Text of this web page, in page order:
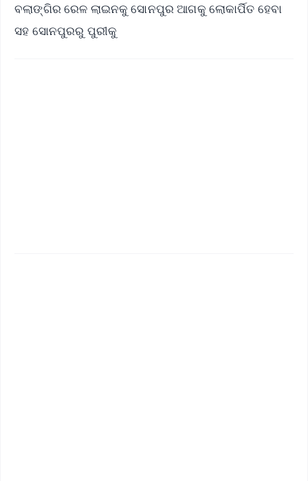
ବଲାଙ୍ଗିର ରେଳ ଲାଇନକୁ ସୋନପୁର ଆଗକୁ ଲୋକାର୍ପିତ ହେବା
ସହ ସୋନପୁରରୁ ପୁରୀକୁ